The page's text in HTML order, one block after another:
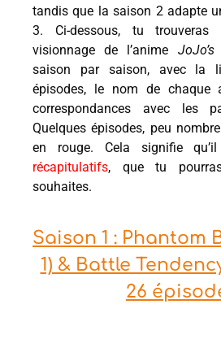
tandis que la saison 2 adapte
3. Ci-dessous, tu trouveras
visionnage de l’anime
saison par saison, avec la
épisodes, le nom de chaque
correspondances avec les
Quelques épisodes, peu
en rouge. Cela signifie
récapitulatifs, que tu
souhaites.
Saison 1 : Phantom
1) & Battle
26